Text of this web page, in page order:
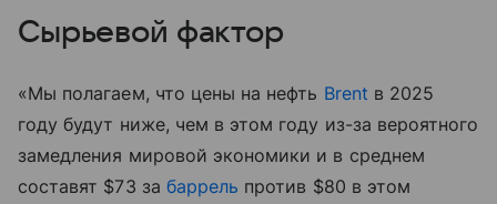
Сырьевой фактор
«Мы полагаем, что цены на нефть Brent в 2025
году будут ниже, чем в этом году из-за вероятного
замедления мировой экономики и в среднем
составят $73 за баррель против $80 в этом